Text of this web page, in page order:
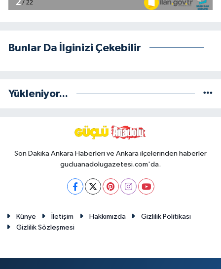
Bunlar Da İlginizi Çekebilir
Yükleniyor...
Son Dakika Ankara Haberleri ve Ankara ilçelerinden haberler
gucluanadolugazetesi.com'da.
Künye İletişim Hakkımızda
Gizlilik Politikası
Gizlilik Sözleşmesi